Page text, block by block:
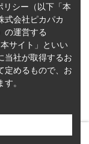
営者情報
リシーについて
利用規約
リシー（以下「本
式会社ピカパカ
の運営する
サイト」といい
当社が取得するお
定めるもので、お
。